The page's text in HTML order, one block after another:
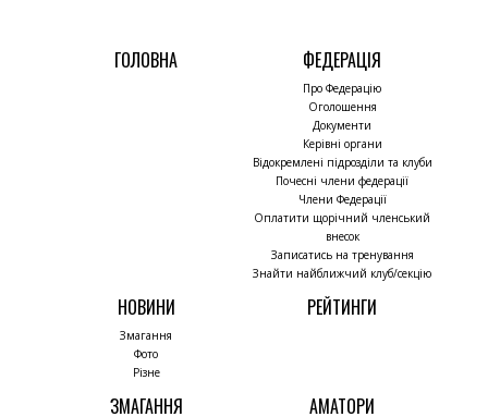
ГОЛОВНА ФЕДЕРАЦІЯ
Про Федерацію
Оголошення
Документи
Керівні органи
Відокремлені підрозділи та клуби
Почесні члени федерації
Члени Федерації
Оплатити щорічний членський
внесок
Записатись на тренування
Знайти найближчий клуб/секцію
НОВИНИ
Змагання
Фото
Різне
РЕЙТИНГИ
ЗМАГАННЯ АМАТОРИ